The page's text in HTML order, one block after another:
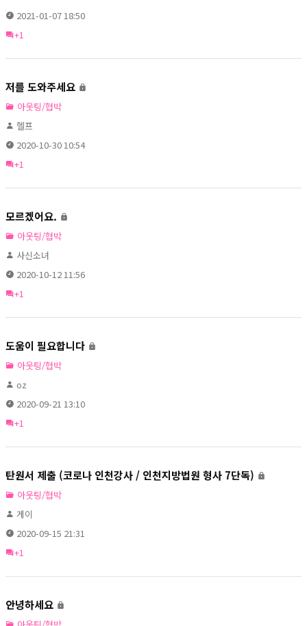
2021-01-07 18:50
+1
저를 도와주세요
아웃팅/협박
헬프
2020-10-30 10:54
+1
모르겠어요.
아웃팅/협박
사신소녀
2020-10-12 11:56
+1
도움이 필요합니다
아웃팅/협박
oz
2020-09-21 13:10
+1
탄원서 제출 (코로나 인천강사 / 인천지방법원 형사 7단독)
아웃팅/협박
게이
2020-09-15 21:31
+1
안녕하세요